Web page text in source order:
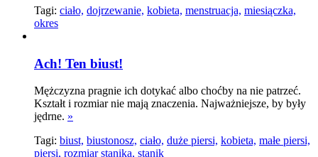
Tagi: ciało, dojrzewanie, kobieta, menstruacja, miesiączka,
okres
Ach! Ten biust!
Mężczyzna pragnie ich dotykać albo choćby na nie patrzeć.
Kształt i rozmiar nie mają znaczenia. Najważniejsze, by były
jędrne. »
Tagi: biust, biustonosz, ciało, duże piersi, kobieta, małe piersi,
piersi, rozmiar stanika, stanik